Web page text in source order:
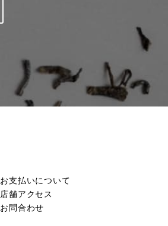
お支払いについて
店舗アクセス
お問合わせ